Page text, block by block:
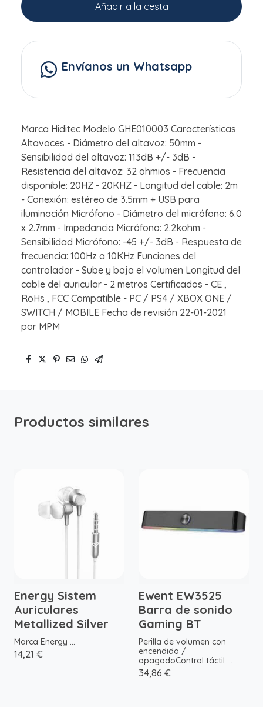
Añadir a la cesta
Envíanos un Whatsapp
Marca Hiditec Modelo GHE010003 Características
Altavoces - Diámetro del altavoz: 50mm -
Sensibilidad del altavoz: 113dB +/- 3dB -
Resistencia del altavoz: 32 ohmios - Frecuencia
disponible: 20HZ - 20KHZ - Longitud del cable: 2m
- Conexión: estéreo de 3.5mm + USB para
iluminación Micrófono - Diámetro del micrófono: 6.0
x 2.7mm - Impedancia Micrófono: 2.2kohm -
Sensibilidad Micrófono: -45 +/- 3dB - Respuesta de
frecuencia: 100Hz a 10KHz Funciones del
controlador - Sube y baja el volumen Longitud del
cable del auricular - 2 metros Certificados - CE ,
RoHs , FCC Compatible - PC / PS4 / XBOX ONE /
SWITCH / MOBILE Fecha de revisión 22-01-2021
por MPM
Productos similares
Energy Sistem
Auriculares
Metallized Silver
Marca Energy ...
14,21 €
Ewent EW3525
Barra de sonido
Gaming BT
Perilla de volumen con
encendido /
apagadoControl táctil ...
34,86 €